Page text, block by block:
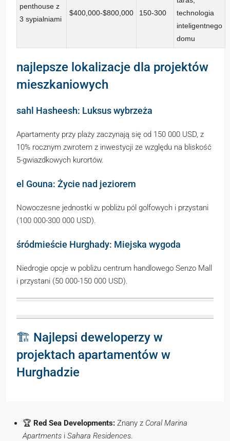
penthouse z
3 sypialniami
$400,000-$800,000 150-300
technologia
inteligentnego
domu
najlepsze lokalizacje dla projektów
mieszkaniowych
sahl Hasheesh: Luksus wybrzeża
Apartamenty przy plaży zaczynają się od 150 000 USD, z
10% rocznym zwrotem z inwestycji ze względu na bliskość
5-gwiazdkowych kurortów.
el Gouna: Życie nad jeziorem
Nowoczesne jednostki w pobliżu pól golfowych i przystani
(100 000-300 000 USD).
śródmieście Hurghady: Miejska wygoda
Niedrogie opcje w pobliżu centrum handlowego Senzo Mall
i przystani (50 000-150 000 USD).
🏗️ Najlepsi deweloperzy w
projektach apartamentów w
Hurghadzie
🏆 Red Sea Developments: Znany z Coral Marina
Apartments i Sahara Residences